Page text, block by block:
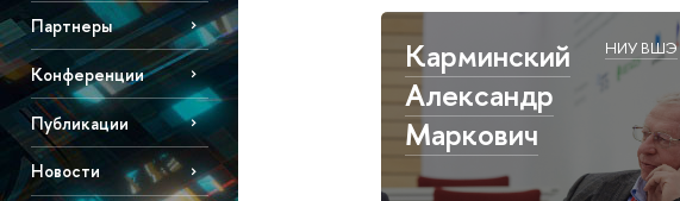
Партнеры
Конференции
Публикации
Новости
Карминский
Александр
Маркович
НИУ ВШЭ